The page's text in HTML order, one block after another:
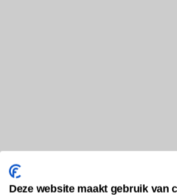
Deze website maakt gebruik van